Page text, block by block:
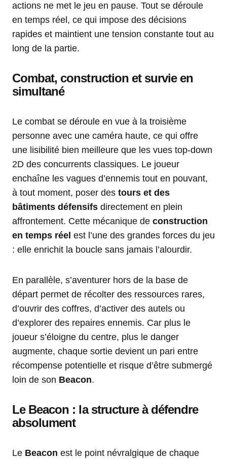
actions ne met le jeu en pause. Tout se déroule
en temps réel, ce qui impose des décisions
rapides et maintient une tension constante tout au
long de la partie.
Combat, construction et survie en
simultané
Le combat se déroule en vue à la troisième
personne avec une caméra haute, ce qui offre
une lisibilité bien meilleure que les vues top-down
2D des concurrents classiques. Le joueur
enchaîne les vagues d’ennemis tout en pouvant,
à tout moment, poser des tours et des
bâtiments défensifs directement en plein
affrontement. Cette mécanique de construction
en temps réel est l’une des grandes forces du jeu
: elle enrichit la boucle sans jamais l’alourdir.
En parallèle, s’aventurer hors de la base de
départ permet de récolter des ressources rares,
d’ouvrir des coffres, d’activer des autels ou
d’explorer des repaires ennemis. Car plus le
joueur s’éloigne du centre, plus le danger
augmente, chaque sortie devient un pari entre
récompense potentielle et risque d’être submergé
loin de son Beacon.
Le Beacon : la structure à défendre
absolument
Le Beacon est le point névralgique de chaque